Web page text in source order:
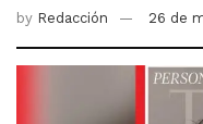
by Redacción 26 de